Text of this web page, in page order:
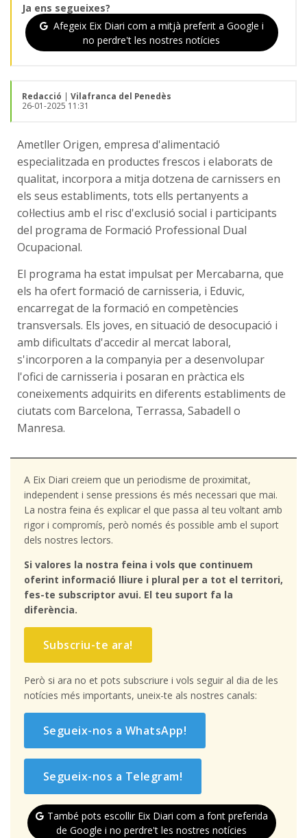
Ja ens segueixes?
Afegeix Eix Diari com a mitjà preferit a Google i
no perdre't les nostres notícies
Redacció | Vilafranca del Penedès
26-01-2025 11:31
Ametller Origen, empresa d'alimentació
especialitzada en productes frescos i elaborats de
qualitat, incorpora a mitja dotzena de carnissers en
els seus establiments, tots ells pertanyents a
col·lectius amb el risc d'exclusió social i participants
del programa de Formació Professional Dual
Ocupacional.
El programa ha estat impulsat per Mercabarna, que
els ha ofert formació de carnisseria, i Eduvic,
encarregat de la formació en competències
transversals. Els joves, en situació de desocupació i
amb dificultats d'accedir al mercat laboral,
s'incorporen a la companyia per a desenvolupar
l'ofici de carnisseria i posaran en pràctica els
coneixements adquirits en diferents establiments de
ciutats com Barcelona, Terrassa, Sabadell o
Manresa.
A Eix Diari creiem que un periodisme de proximitat,
independent i sense pressions és més necessari que mai.
La nostra feina és explicar el que passa al teu voltant amb
rigor i compromís, però només és possible amb el suport
dels nostres lectors.
Si valores la nostra feina i vols que continuem
oferint informació lliure i plural per a tot el territori,
fes-te subscriptor avui. El teu suport fa la
diferència.
Subscriu-te ara!
Però si ara no et pots subscriure i vols seguir al dia de les
notícies més importants, uneix-te als nostres canals:
Segueix-nos a WhatsApp!
Segueix-nos a Telegram!
També pots escollir Eix Diari com a font preferida
de Google i no perdre't les nostres notícies